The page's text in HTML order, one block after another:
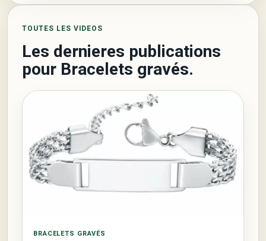
TOUTES LES VIDEOS
Les dernieres publications
pour Bracelets gravés.
BRACELETS GRAVÉS